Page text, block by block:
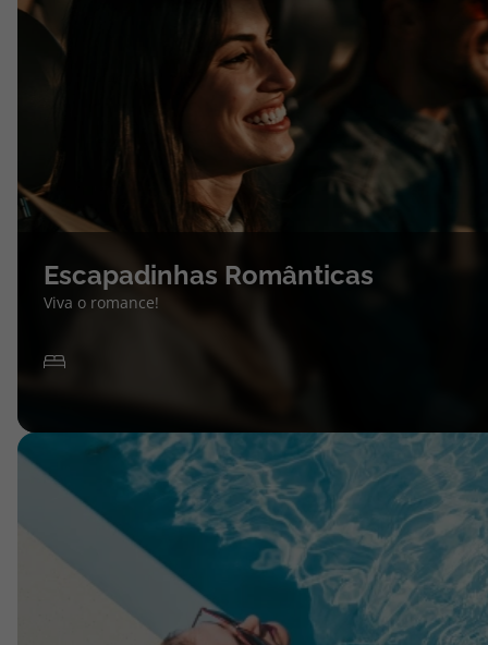
Escapadinhas Românticas
Viva o romance!